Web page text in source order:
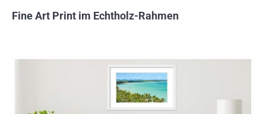
Fine Art Print im Echtholz-Rahmen